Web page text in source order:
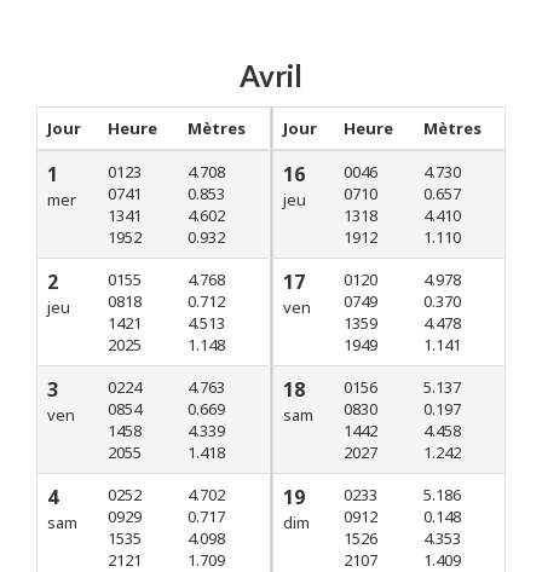
Avril
Jour Heure Mètres
1
mer
0123
0741
1341
1952
4.708
0.853
4.602
0.932
2
jeu
0155
0818
1421
2025
4.768
0.712
4.513
1.148
3
ven
0224
0854
1458
2055
4.763
0.669
4.339
1.418
4
sam
0252
0929
1535
2121
4.702
0.717
4.098
1.709
Jour Heure Mètres
16
jeu
0046
0710
1318
1912
4.730
0.657
4.410
1.110
17
ven
0120
0749
1359
1949
4.978
0.370
4.478
1.141
18
sam
0156
0830
1442
2027
5.137
0.197
4.458
1.242
19
dim
0233
0912
1526
2107
5.186
0.148
4.353
1.409